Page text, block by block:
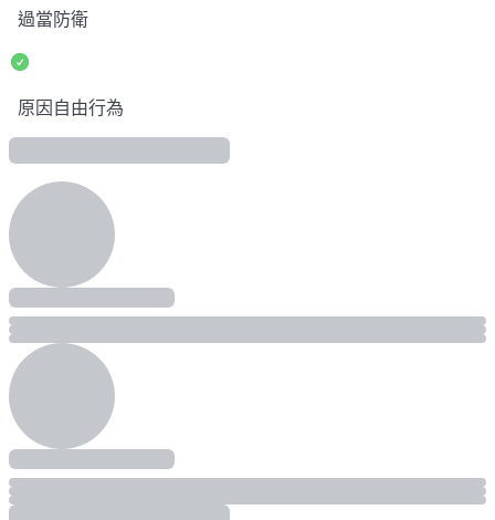
過當防衛
原因自由行為